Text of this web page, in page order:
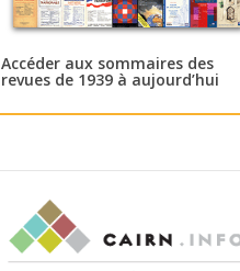
Accéder aux sommaires des
revues de 1939 à aujourd’hui